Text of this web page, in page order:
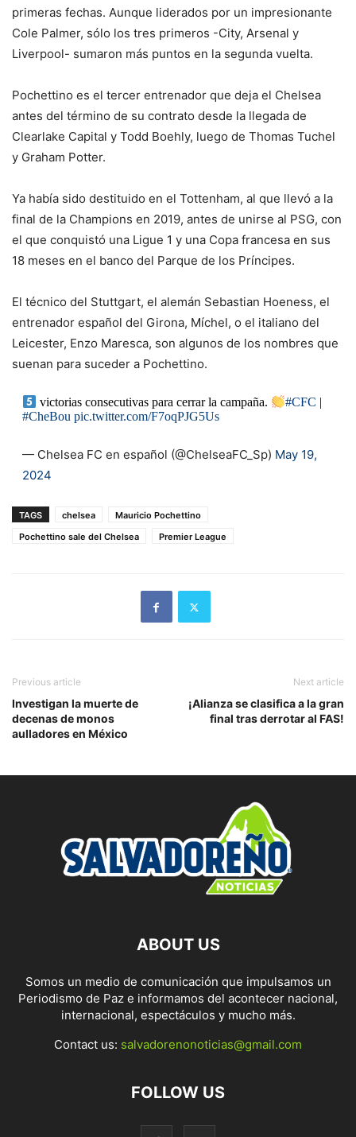
primeras fechas. Aunque liderados por un impresionante
Cole Palmer, sólo los tres primeros -City, Arsenal y
Liverpool- sumaron más puntos en la segunda vuelta.
Pochettino es el tercer entrenador que deja el Chelsea
antes del término de su contrato desde la llegada de
Clearlake Capital y Todd Boehly, luego de Thomas Tuchel
y Graham Potter.
Ya había sido destituido en el Tottenham, al que llevó a la
final de la Champions en 2019, antes de unirse al PSG, con
el que conquistó una Ligue 1 y una Copa francesa en sus
18 meses en el banco del Parque de los Príncipes.
El técnico del Stuttgart, el alemán Sebastian Hoeness, el
entrenador español del Girona, Míchel, o el italiano del
Leicester, Enzo Maresca, son algunos de los nombres que
suenan para suceder a Pochettino.
victorias consecutivas para cerrar la campaña. #CFC |
#CheBou pic.twitter.com/F7oqPJG5Us
— Chelsea FC en español (@ChelseaFC_Sp) May 19,
2024
TAGS chelsea
Mauricio Pochettino
Pochettino sale del Chelsea
Premier League
Previous article
Investigan la muerte de
decenas de monos
aulladores en México
Next article
¡Alianza se clasifica a la gran
final tras derrotar al FAS!
ABOUT US
Somos un medio de comunicación que impulsamos un
Periodismo de Paz e informamos del acontecer nacional,
internacional, espectáculos y mucho más.
Contact us: salvadorenonoticias@gmail.com
FOLLOW US